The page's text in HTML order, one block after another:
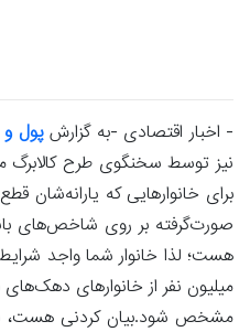
- اخبار اقتصادی -به گزارشپول
برای خانوارهایی که
هست؛ لذا خانوار شما واجد
میلیون نفر از خانوارهای دهک‌های